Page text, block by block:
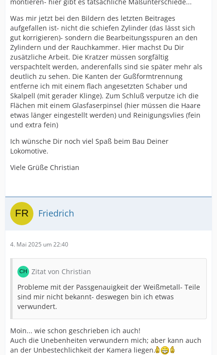
Was mir jetzt bei den Bildern des letzten Beitrages
aufgefallen ist- nicht die schiefen Zylinder (das lässt sich
gut korrigieren)- sondern die Bearbeitungsspuren an den
Zylindern und der Rauchkammer. Hier machst Du Dir
zusätzliche Arbeit. Die Kratzer müssen sorgfältig
verspachtelt werden, anderenfalls sind sie später mehr als
deutlich zu sehen. Die Kanten der Gußformtrennung
entferne ich mit einem flach angesetzten Schaber und
Skalpell (mit gerader Klinge). Zum Schluß verputze ich die
Flächen mit einem Glasfaserpinsel (hier müssen die Haare
etwas länger eingestellt werden) und Reinigungsvlies (fein
und extra fein)
Ich wünsche Dir noch viel Spaß beim Bau Deiner
Lokomotive.
Viele Grüße Christian
Friedrich
4. Mai 2025 um 22:40
Zitat von Christian
Probleme mit der Passgenauigkeit der Weißmetall- Teile
sind mir nicht bekannt- deswegen bin ich etwas
verwundert.
Moin... wie schon geschrieben ich auch!
Auch die Unebenheiten verwundern mich; aber kann auch
an der Unbestechlichkeit der Kamera liegen.